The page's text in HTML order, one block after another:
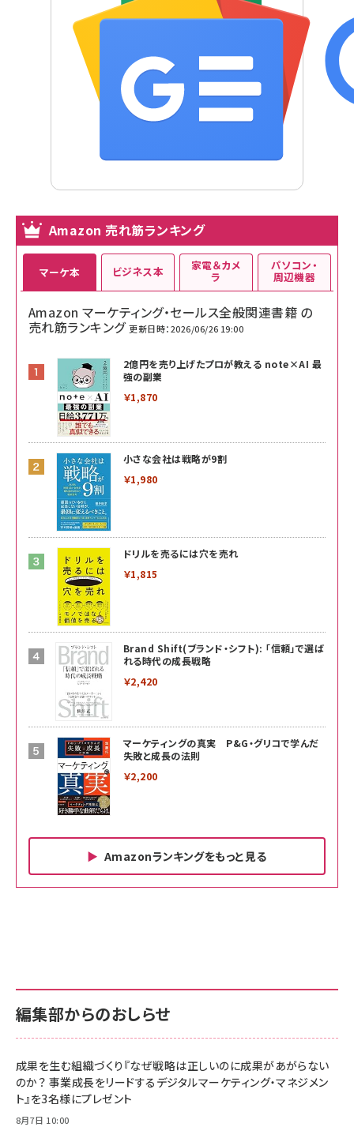
Amazon 売れ筋ランキング
マーケ本
Amazon マーケティング・セールス全般関連書籍 の
売れ筋ランキング 更新日時：2026/06/26 19:00
2億円を売り上げたプロが教える note×AI 最
強の副業
￥1,870
小さな会社は戦略が9割
￥1,980
ドリルを売るには穴を売れ
￥1,815
Brand Shift(ブランド・シフト): 「信頼」で選ば
れる時代の成長戦略
￥2,420
マーケティングの真実 P&G・グリコで学んだ
失敗と成長の法則
￥2,200
Amazonランキングをもっと見る
ビジネス本
￥880
anan(アンアン)2026/06/24号 No.2500増刊
スペシャルエディション[王道エンタメの矜持／
￥1,100
anan(アンアン)2026/07/08号 No.2502[2026
家電＆カメ
ラ
サポート正規品 メーカー保証5年 KLMEA128G
NIMASO ガラスフィルム iPhone 17 用 保護フィ
すい ガイド枠付き いPhone17 (6.3インチ) 対応
2枚セット DSP25F1698
￥1,599
パソコン・
周辺機器
サポート正規品 メーカー保証5年 KLMEA128G
Amazon eギフトカード - Amazonロゴ - クラ
￥5,000
Anker PowerLine III Flow USB-C & USB-C
編集部からのおしらせ
成果を生む組織づくり『なぜ戦略は正しいのに成果があがらない
のか？ 事業成長をリードするデジタルマーケティング・マネジメン
ト』を3名様にプレゼント
8月7日 10:00